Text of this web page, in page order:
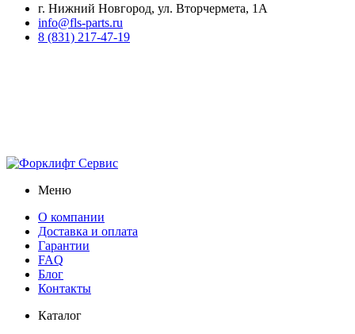
г. Нижний Новгород, ул. Вторчермета, 1А
info@fls-parts.ru
8 (831) 217-47-19
Меню
О компании
Доставка и оплата
Гарантии
FAQ
Блог
Контакты
Каталог